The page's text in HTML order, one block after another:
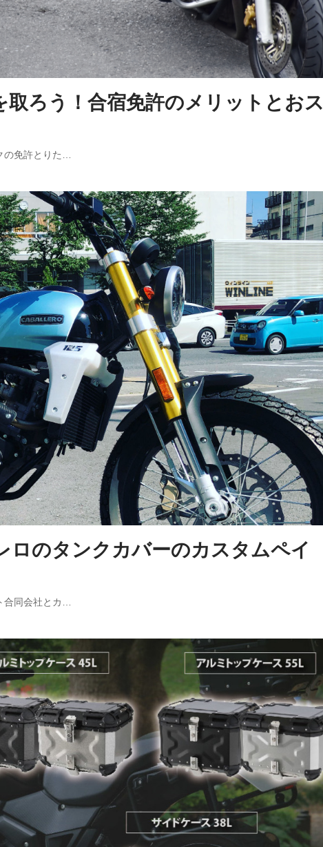
ろう！合宿免許のメリットとおス
の免許とりた…
ロのタンクカバーのカスタムペイ
合同会社とカ…